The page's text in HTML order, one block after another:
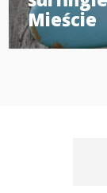
Mieście